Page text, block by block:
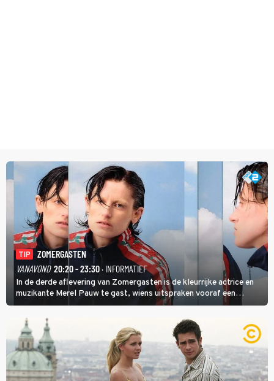
TIP
ZOMERGASTEN
VANAVOND 20:20 - 23:30· INFORMATIEF
In de derde aflevering van Zomergasten is de kleurrijke actrice en
muzikante Merel Pauw te gast, wiens uitspraken vooraf een
boeiende avond beloven: 'Mijn ideale televisieavond is zoals mijn
identiteit: grenzeloos, absurd en vol angsten'.